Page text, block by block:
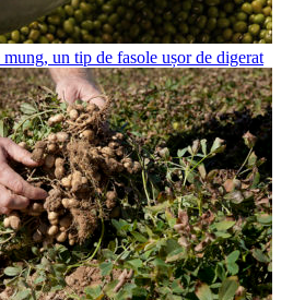
mung, un tip de fasole ușor de digerat